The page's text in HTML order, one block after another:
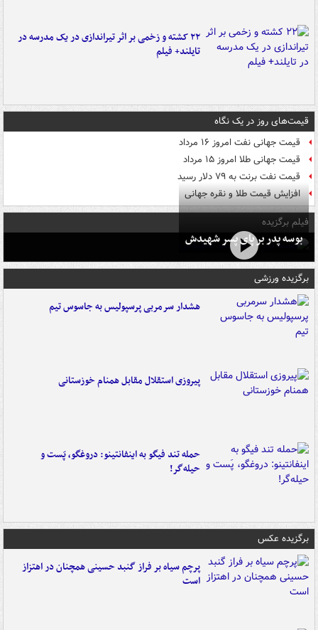
۲۲ کشته و زخمی بر اثر تیراندازی در یک مدرسه در
تایلند+ فیلم
قیمت‌های روز در یک نگاه
قیمت جهانی نفت امروز ۱۶ مرداد
قیمت جهانی طلا امروز ۱۵ مرداد
قیمت نفت برنت به ۷۹ دلار رسید
افزایش قیمت طلا و نقره جهانی
فیلم برگزیده
بوسه‌ پدر بر پای پسر شهیدش
برگزیده ورزشی
هشدار سرمربی پرسپولیس به جاسوس تیم
پیروزی استقلال مقابل همنام خوزستانی
حمله تند فیگو به اینفانتینو: دروغگو، پَست‌ و
حیله‌گر!
برگزیده عکس
پرچم سیاه بر فراز گنبد حسینی همچنان در اهتزاز
است